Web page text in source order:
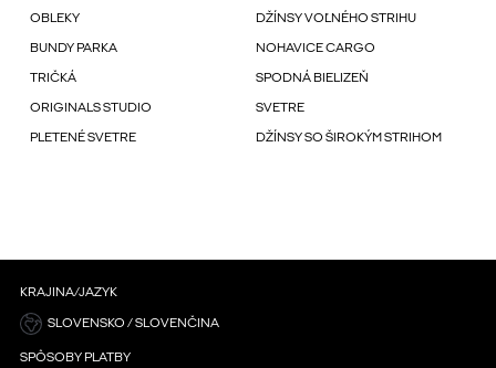
OBLEKY DŽÍNSY VOĽNÉHO STRIHU
BUNDY PARKA NOHAVICE CARGO
TRIČKÁ SPODNÁ BIELIZEŇ
ORIGINALS STUDIO SVETRE
PLETENÉ SVETRE DŽÍNSY SO ŠIROKÝM STRIHOM
KRAJINA/JAZYK
SLOVENSKO / SLOVENČINA
SPÔSOBY PLATBY